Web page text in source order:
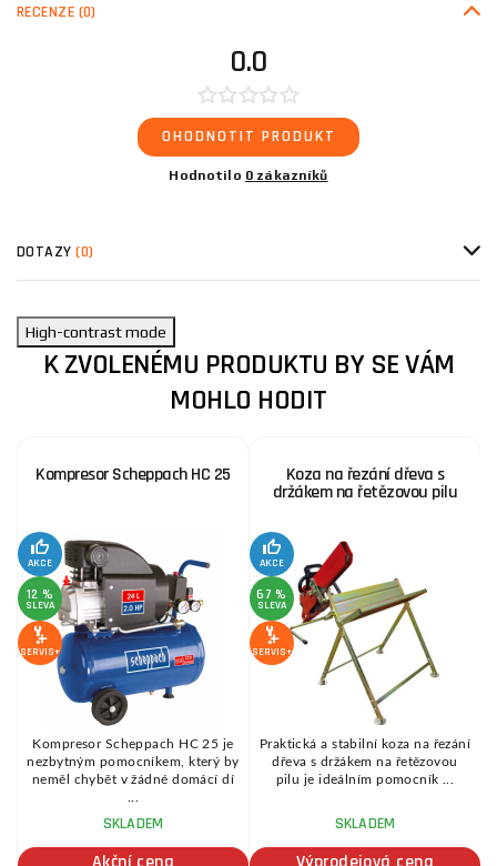
RECENZE (0)
0.0
OHODNOTIT PRODUKT
Hodnotilo 0 zákazníků
DOTAZY(0)
High-contrast mode
K ZVOLENÉMU PRODUKTU BY SE VÁM
MOHLO HODIT
Kompresor Scheppach HC 25
AKCE
12 %
SLEVA
SERVIS+
Kompresor Scheppach HC 25 je
nezbytným pomocníkem, který by
neměl chybět v žádné domácí dí
SKLADEM
Koza na řezání dřeva s
držákem na řetězovou pilu
AKCE
67 %
SLEVA
SERVIS+
Praktická a stabilní koza na řezání
dřeva s držákem na řetězovou
pilu je ideálním pomocník ...
SKLADEM